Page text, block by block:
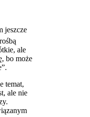
jeszcze
ale
bo może
temat,
ale nie